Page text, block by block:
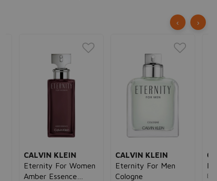
CALVIN KLEIN
Eternity For Women
Amber Essence
CALVIN KLEIN
Eternity For Men
Cologne
‹ ›